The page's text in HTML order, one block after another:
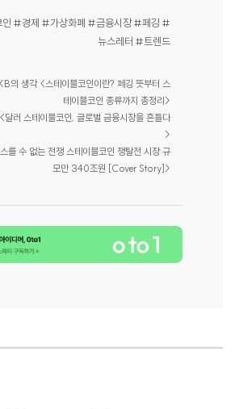
인 #경제 #가상화폐 #금융시장 #페깅 #
뉴스레터 #트렌드
의 생각 <스테이블코인이란? 페깅 뜻부터 스
테이블코인 종류까지 총정리>
러 스테이블코인, 글로벌 금융시장을 흔들다
>
를 수 없는 전쟁 스테이블코인 쟁탈전 시장 규
모만 340조원 [Cover Story]>